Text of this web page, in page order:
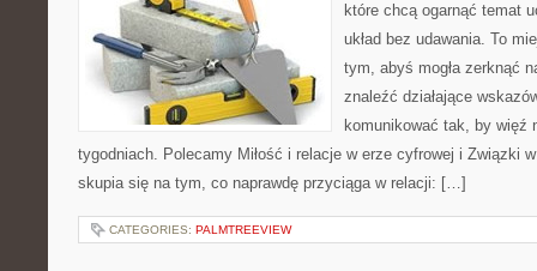
które chcą ogarnąć temat
układ bez udawania. To
tym, abyś mogła zerknąć
znaleźć działające
komunikować tak, by więź
tygodniach. Polecamy Miłość i relacje w erze cyfrowej i Związki
skupia się na tym, co naprawdę przyciąga w relacji: […]
CATEGORIES: PALMTREEVIEW